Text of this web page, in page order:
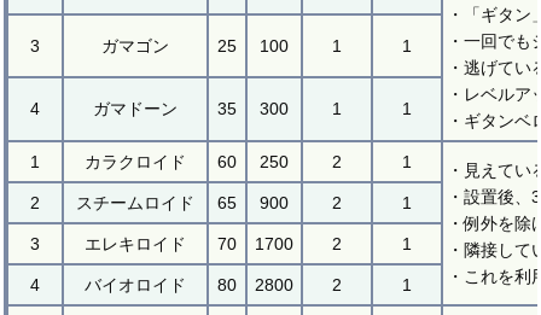
・「ギタ
・一回で
・逃げてい
・レベル
・ギタン
3 ガマゴン 25 100 1 1
4 ガマドーン 35 300 1 1
1 カラクロイド 60 250 2 1
・見えてい
・設置後
・例外を
・隣接し
・これを利
2 スチームロイド 65 900 2 1
3 エレキロイド 70 1700 2 1
4 バイオロイド 80 2800 2 1